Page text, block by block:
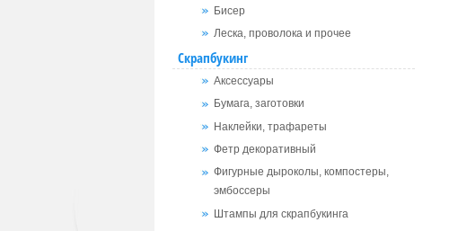
Бисер
Леска, проволока и прочее
Скрапбукинг
Аксессуары
Бумага, заготовки
Наклейки, трафареты
Фетр декоративный
Фигурные дыроколы, компостеры,
эмбоссеры
Штампы для скрапбукинга